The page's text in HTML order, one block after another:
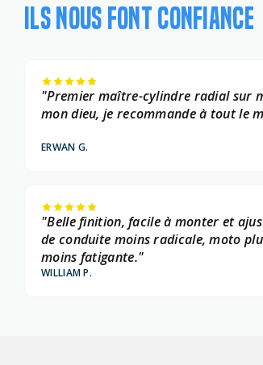
ILS NOUS FONT CONFIANCE
"Premier maître-cylindre radial sur
mon dieu, je recommande à tout le
ERWAN G.
"Belle finition, facile à monter et
de conduite moins radicale, moto
moins fatigante."
WILLIAM P.